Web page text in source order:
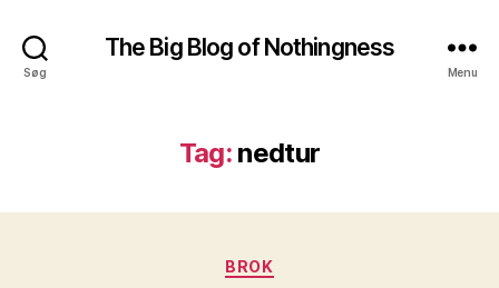
Søg
The Big Blog of Nothingness
Menu
Tag: nedtur
Kategorier
BROK